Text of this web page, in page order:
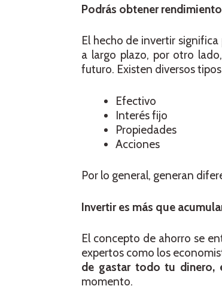
Podrás obtener
El hecho de invertir
a largo plazo, por otro
futuro. Existen diversos
Efectivo
Interés fijo
Propiedades
Acciones
Por lo general, generan
Invertir es más que
El concepto de ahorro se
expertos como los
de gastar todo tu dinero,
momento.